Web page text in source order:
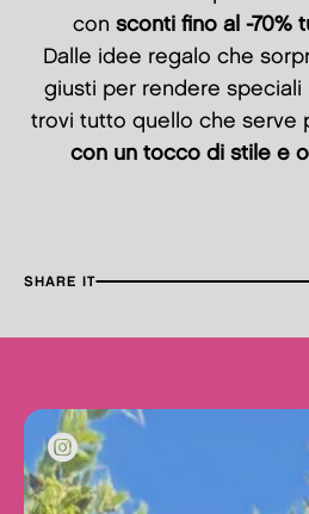
con sconti fino al -70%
Dalle idee regalo che
giusti per rendere speciali
trovi tutto quello che serve
con un tocco di stile e
SHARE IT